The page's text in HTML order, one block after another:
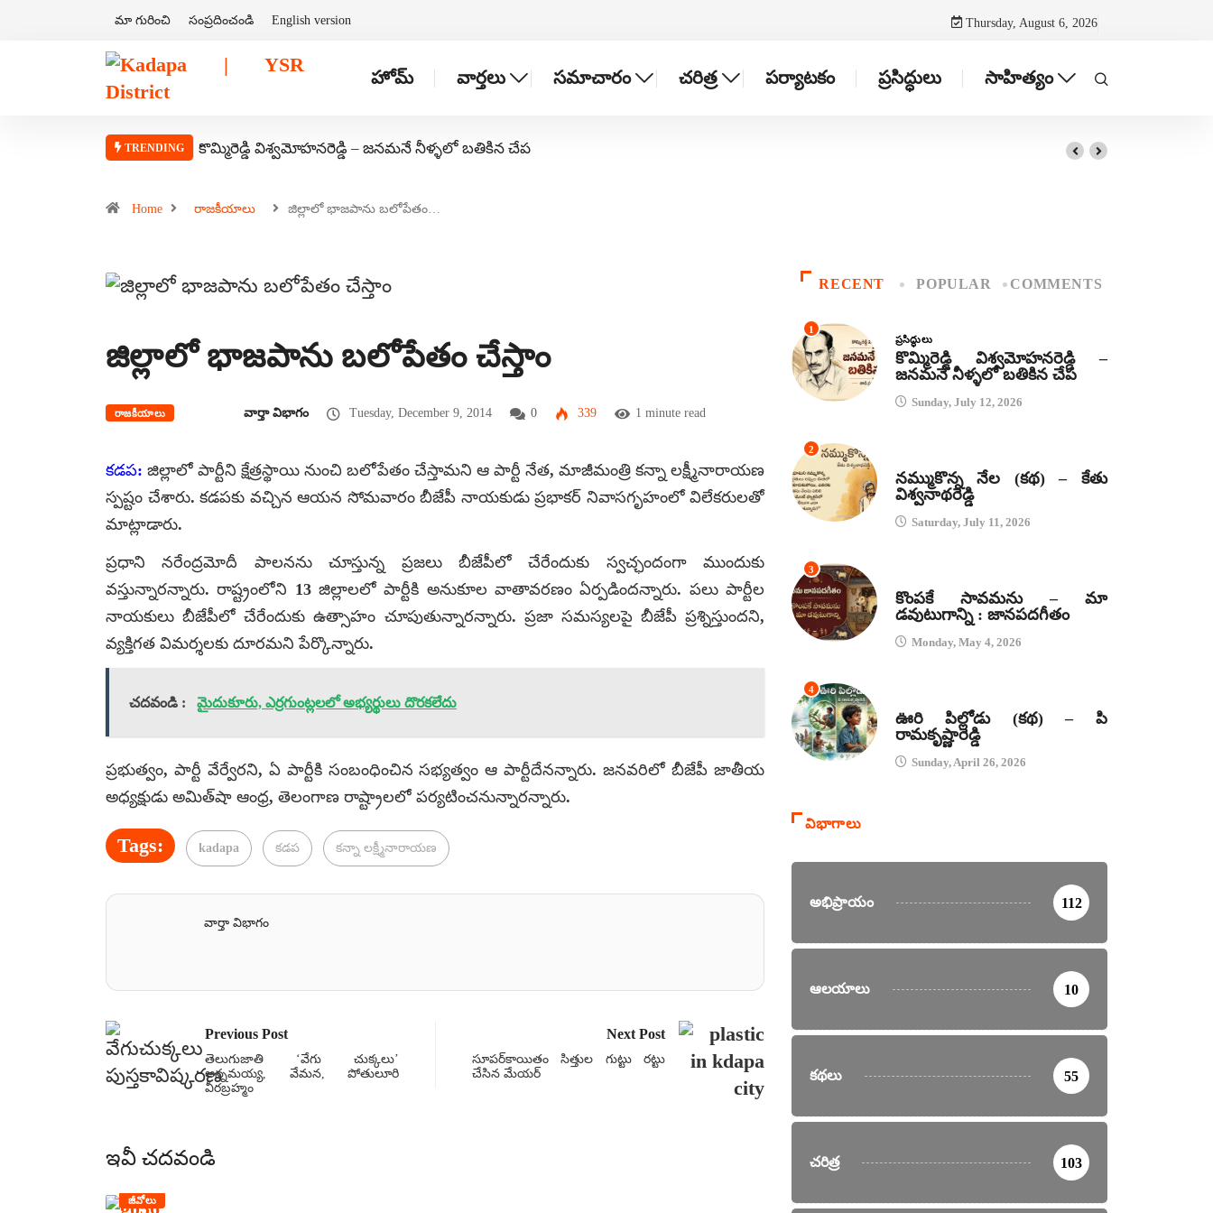
మా గురించి సంప్రదించండి English version Thursday, August 6, 2026
హోమ్ వార్తలు సమాచారం చరిత్ర పర్యాటకం ప్రసిద్ధులు సాహిత్యం
TRENDING కొమ్మిరెడ్డి విశ్వమోహనరెడ్డి – జనమనే నీళ్ళలో బతికిన చేప
Home రాజకీయాలు జిల్లాలో భాజపాను బలోపేతం…
జిల్లాలో భాజపాను బలోపేతం చేస్తాం
రాజకీయాలు వార్తా విభాగం Tuesday, December 9, 2014 0 339 1 minute read
కడప: జిల్లాలో పార్టీని క్షేత్రస్థాయి నుంచి బలోపేతం చేస్తామని ఆ పార్టీ నేత, మాజీమంత్రి కన్నా లక్ష్మీనారాయణ
స్పష్టం చేశారు. కడపకు వచ్చిన ఆయన సోమవారం బీజేపీ నాయకుడు ప్రభాకర్‌ నివాసగృహంలో విలేకరులతో
మాట్లాడారు.
ప్రధాని నరేంద్రమోదీ పాలనను చూస్తున్న ప్రజలు బీజేపీలో చేరేందుకు స్వచ్ఛందంగా ముందుకు
వస్తున్నారన్నారు. రాష్ట్రంలోని 13 జిల్లాలలో పార్టీకి అనుకూల వాతావరణం ఏర్పడిందన్నారు. పలు పార్టీల
నాయకులు బీజేపీలో చేరేందుకు ఉత్సాహం చూపుతున్నారన్నారు. ప్రజా సమస్యలపై బీజేపీ ప్రశ్నిస్తుందని,
వ్యక్తిగత విమర్శలకు దూరమని పేర్కొన్నారు.
చదవండి : మైదుకూరు, ఎర్రగుంట్లలలో అభ్యర్థులు దొరకలేదు
ప్రభుత్వం, పార్టీ వేర్వేరని, ఏ పార్టీకి సంబంధించిన సభ్యత్వం ఆ పార్టీదేనన్నారు. జనవరిలో బీజేపీ జాతీయ
అధ్యక్షుడు అమిత్‌షా ఆంధ్ర, తెలంగాణ రాష్ట్రాలలో పర్యటించనున్నారన్నారు.
Tags: kadapa కడప కన్నా లక్ష్మీనారాయణ
వార్తా విభాగం
Previous Post
తెలుగుజాతి ‘వేగు చుక్కలు’
అన్నమయ్య, వేమన, పోతులూరి
వీరబ్రహ్మం
Next Post
సూపర్‌కాయితం సిత్తుల గుట్టు రట్టు
చేసిన మేయర్
ఇవీ చదవండి
జీవోలు ఎన్నికలు
RECENT POPULAR COMMENTS
1
ప్రసిద్ధులు
కొమ్మిరెడ్డి విశ్వమోహనరెడ్డి –
జనమనే నీళ్ళలో బతికిన చేప
Sunday, July 12, 2026
2
నమ్ముకొన్న నేల (కథ) – కేతు
విశ్వనాథరెడ్డి
Saturday, July 11, 2026
3
కొంపకే సావమను – మా
డవుటుగాన్ని : జానపదగీతం
Monday, May 4, 2026
4
ఊరి పిల్లోడు (కథ) – పి
రామకృష్ణారెడ్డి
Sunday, April 26, 2026
విభాగాలు
అభిప్రాయం 112
ఆలయాలు 10
కథలు 55
చరిత్ర 103